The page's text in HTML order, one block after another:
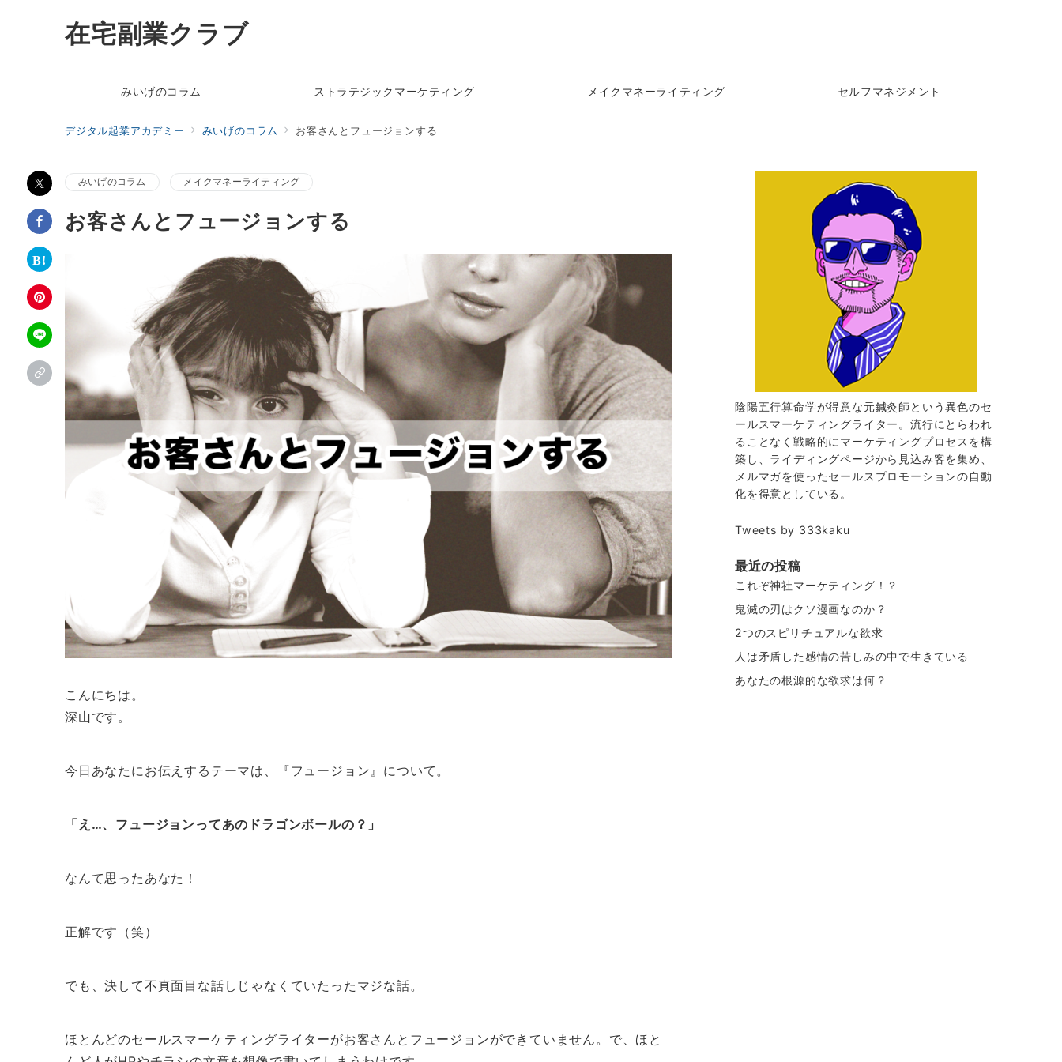
在宅副業クラブ
みいげのコラム ストラテジックマーケティング メイクマネーライティング セルフマネジメント
デジタル起業アカデミー みいげのコラム お客さんとフュージョンする
みいげのコラム メイクマネーライティング
お客さんとフュージョンする
こんにちは。
深山です。
今日あなたにお伝えするテーマは、『フュージョン』について。
「え…、フュージョンってあのドラゴンボールの？」
なんて思ったあなた！
正解です（笑）
でも、決して不真面目な話しじゃなくていたったマジな話。
ほとんどのセールスマーケティングライターがお客さんとフュージョンができていません。で、ほと
陰陽五行算命学が得意な元鍼灸師という異色のセ
ールスマーケティングライター。流行にとらわれ
ることなく戦略的にマーケティングプロセスを構
築し、ライディングページから見込み客を集め、
メルマガを使ったセールスプロモーションの自動
化を得意としている。
Tweets by 333kaku
最近の投稿
これぞ神社マーケティング！？
鬼滅の刃はクソ漫画なのか？
2つのスピリチュアルな欲求
人は矛盾した感情の苦しみの中で生きている
あなたの根源的な欲求は何？